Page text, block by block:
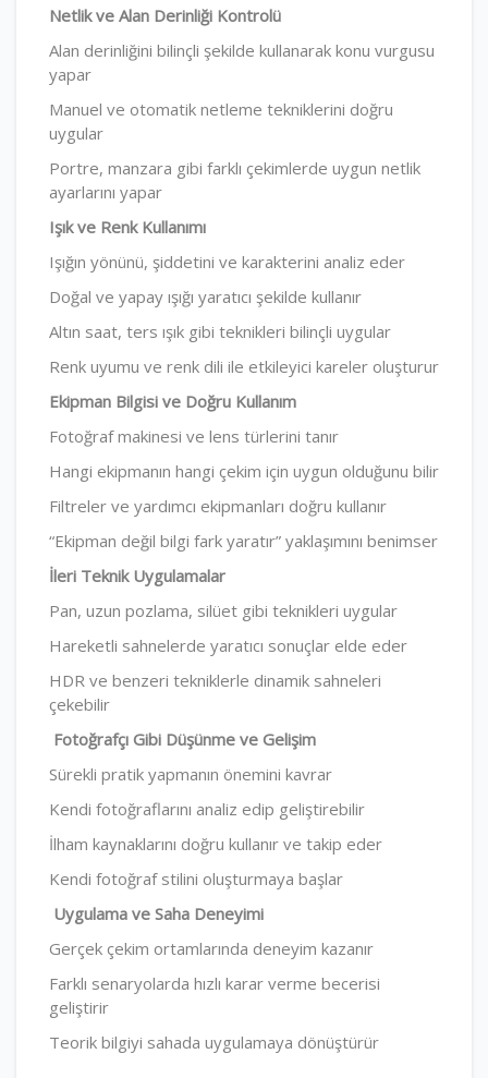
Netlik ve Alan Derinliği Kontrolü
Alan derinliğini bilinçli şekilde kullanarak konu vurgusu
yapar
Manuel ve otomatik netleme tekniklerini doğru
uygular
Portre, manzara gibi farklı çekimlerde uygun netlik
ayarlarını yapar
Işık ve Renk Kullanımı
Işığın yönünü, şiddetini ve karakterini analiz eder
Doğal ve yapay ışığı yaratıcı şekilde kullanır
Altın saat, ters ışık gibi teknikleri bilinçli uygular
Renk uyumu ve renk dili ile etkileyici kareler oluşturur
Ekipman Bilgisi ve Doğru Kullanım
Fotoğraf makinesi ve lens türlerini tanır
Hangi ekipmanın hangi çekim için uygun olduğunu bilir
Filtreler ve yardımcı ekipmanları doğru kullanır
“Ekipman değil bilgi fark yaratır” yaklaşımını benimser
İleri Teknik Uygulamalar
Pan, uzun pozlama, silüet gibi teknikleri uygular
Hareketli sahnelerde yaratıcı sonuçlar elde eder
HDR ve benzeri tekniklerle dinamik sahneleri
çekebilir
Fotoğrafçı Gibi Düşünme ve Gelişim
Sürekli pratik yapmanın önemini kavrar
Kendi fotoğraflarını analiz edip geliştirebilir
İlham kaynaklarını doğru kullanır ve takip eder
Kendi fotoğraf stilini oluşturmaya başlar
Uygulama ve Saha Deneyimi
Gerçek çekim ortamlarında deneyim kazanır
Farklı senaryolarda hızlı karar verme becerisi
geliştirir
Teorik bilgiyi sahada uygulamaya dönüştürür